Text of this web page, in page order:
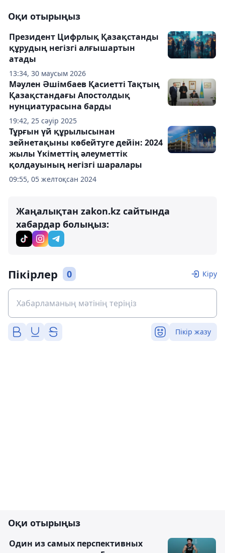
Оқи отырыңыз
13:34, 30 маусым 2026
Президент Цифрлық Қазақстанды
құрудың негізгі алғышартын
атады
19:42, 25 сәуір 2025
Мәулен Әшімбаев Қасиетті Тақтың
Қазақстандағы Апостолдық
нунциатурасына барды
09:55, 05 желтоқсан 2024
Тұрғын үй құрылысынан
зейнетақыны көбейтуге дейін: 2024
жылы Үкіметтің әлеуметтік
қолдауының негізгі шаралары
Жаңалықтан zakon.kz сайтында
хабардар болыңыз:
Пікірлер 0 Кіру
Пікір жазу
Оқи отырыңыз
Один из самых перспективных